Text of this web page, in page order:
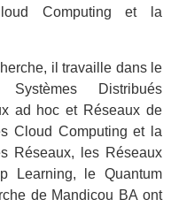
Computing et la
il travaille dans le
Distribués
ad hoc et Réseaux de
Cloud Computing et la
Réseaux, les Réseaux
Learning, le Quantum
de Mandicou BA ont